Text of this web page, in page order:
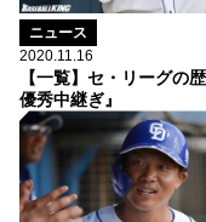
ニュース
2020.11.16
【一覧】セ・リーグの
優秀中継ぎ』